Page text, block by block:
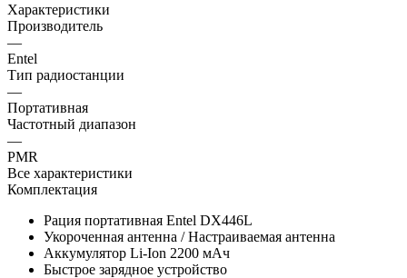
Характеристики
Производитель
—
Entel
Тип радиостанции
—
Портативная
Частотный диапазон
—
PMR
Все характеристики
Комплектация
Рация портативная Entel DX446L
Укороченная антенна / Настраиваемая антенна
Аккумулятор Li-Ion 2200 мАч
Быстрое зарядное устройство